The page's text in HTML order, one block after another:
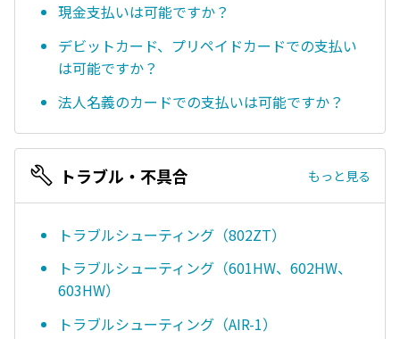
現金支払いは可能ですか？
デビットカード、プリペイドカードでの支払い
は可能ですか？
法人名義のカードでの支払いは可能ですか？
トラブル・不具合 もっと見る
トラブルシューティング（802ZT）
トラブルシューティング（601HW、602HW、
603HW）
トラブルシューティング（AIR-1）